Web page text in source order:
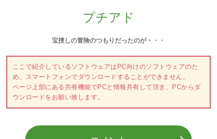
プチアド
宝捜しの冒険のつもりだったのが・・・
ここで紹介しているソフトウェアはPC向けのソフトウェアのた
め、スマートフォンでダウンロードすることができません。
ページ上部にある共有機能でPCと情報共有して頂き、PCからダ
ウンロードをお願い致します。